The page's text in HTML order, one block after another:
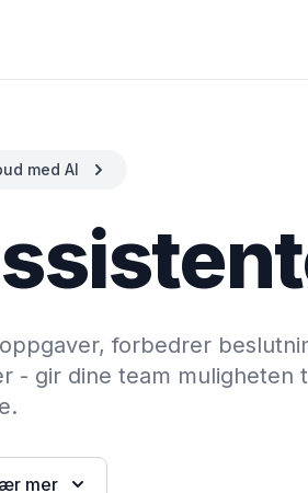
med AI
forbedrer
- gir dine team muligheten
mer